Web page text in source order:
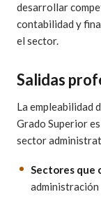
desarrollar
contabilidad y
el sector.
Salidas
La empleabilidad
Grado Superior
sector
Sectores que
administración